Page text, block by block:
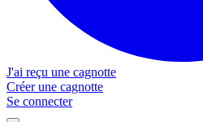
J'ai reçu une cagnotte
Créer une cagnotte
Se connecter